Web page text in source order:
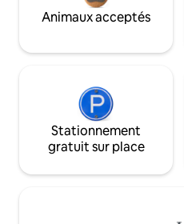
Animaux acceptés
Stationnement
gratuit sur place